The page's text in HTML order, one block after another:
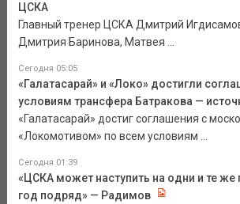
ЦСКА
Главный тренер ЦСКА Дмитрий
Дмитрия Баринова, Матвея ...
Сегодня 05:05
«Галатасарай» и «Локо» достигли
условиям трансфера Батракова —
«Галатасарай» достиг соглашения с
«Локомотивом» по всем условиям ...
Сегодня 01:39
«ЦСКА может наступить на одни и те же
год подряд» — Радимов